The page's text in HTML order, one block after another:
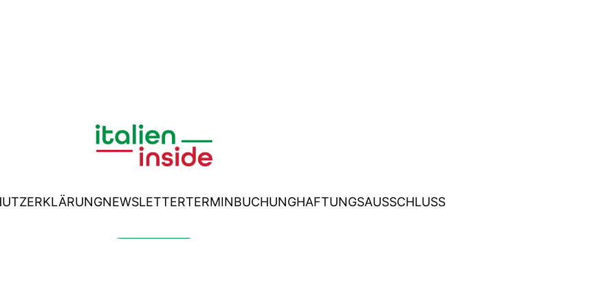
NEWSLETTERTERMINBUCHUNGHAFTUNGSAUSSCHLUSS